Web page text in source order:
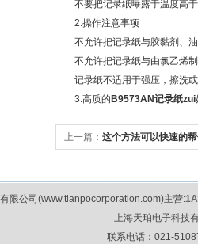
不要把记录纸曝露于温度高于
2.操作注意事项
不允许把记录纸与胶黏剂、油
不允许把记录纸与由氯乙烯制
记录纸不适用于强压，擦洗或
3.高质的 B9573AN记录纸zui
上一篇： 这个方法可以快速的
限公司(www.tianpocorporation.com)主营:
上海天珀电子科
联系电话：021-